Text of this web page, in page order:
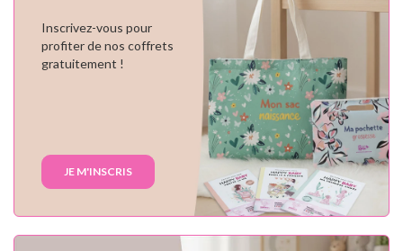
Inscrivez-vous pour
profiter de nos coffrets
gratuitement !
JE M'INSCRIS